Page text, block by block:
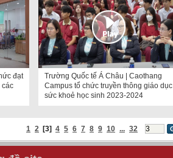
đạt
các
Trường Quốc tế Á Châu | Caothang
Campus tổ chức truyền thông giáo dục
sức khoẻ học sinh 2023-2024
1 2 [3] 4 5 6 7 8 9 10 ... 32